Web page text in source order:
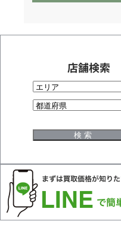
店舗検索